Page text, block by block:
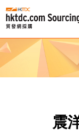
震